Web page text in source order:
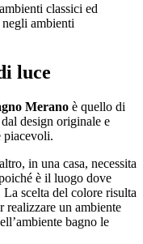
classici ed
ambienti
luce
Merano è quello di
design originale e
piacevoli.
in una casa, necessita
è il luogo dove
La scelta del colore risulta
realizzare un ambiente
bagno le